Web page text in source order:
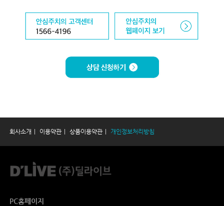
회사소개 이용약관 상품이용약관 개인정보처리방침
PC홈페이지